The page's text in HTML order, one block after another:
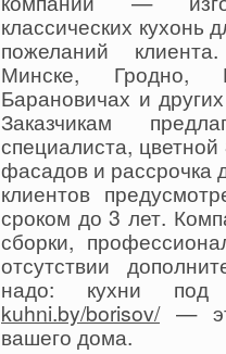
классических кухонь
пожеланий
Минске, Гродно,
Барановичах и
Заказчикам
специалиста,
фасадов и рассрочка
клиентов
сроком до 3 лет.
сборки,
отсутствии
надо: кухни
kuhni.by/borisov/—
вашего дома.